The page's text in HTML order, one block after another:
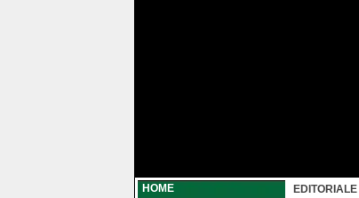
HOME
EDITORIALE